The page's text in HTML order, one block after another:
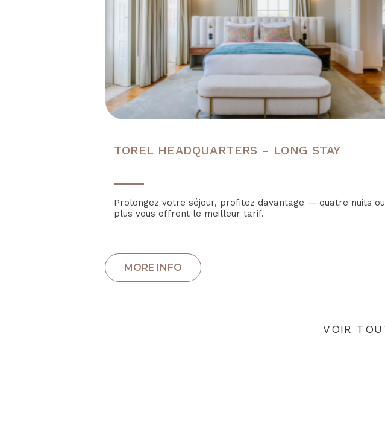
TOREL HEADQUARTERS - LONG STAY
Prolongez votre séjour, profitez davantage — quatre nuits ou
plus vous offrent le meilleur tarif.
VOIR